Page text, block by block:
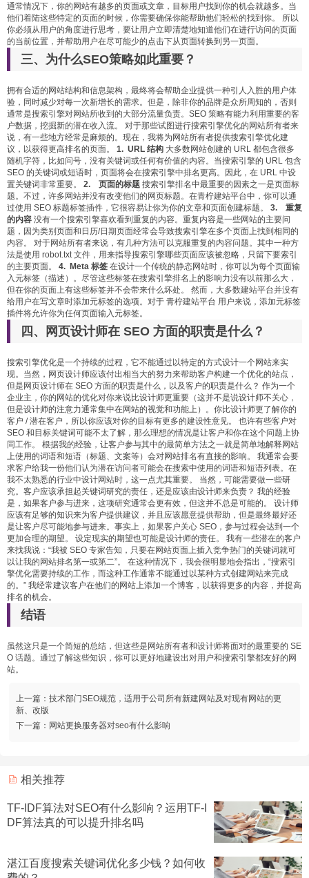
通常情况下，你的网站有越多的页面或文章，目标用户找到你的机会就越多。当
他们着陆这些特定的页面的时候，你需要确保你能帮助他们轻松的找到你。 所以
你必须从用户的角度进行思考，要让用户立即清楚地知道他们在进行访问的页面
的当前位置，并帮助用户在尽可能少的点击下从页面转换到另一页面。
三、为什么SEO策略如此重要？
拥有合适的网站结构和信息架构，最终将会帮助企业提供一种引人入胜的用户体
验，同时减少对每一次新增长的需求。但是，除非你的品牌是众所周知的，否则
通常是搜索引擎对网站所收到的大部分流量负责。SEO 策略有能力利用重要的客
户数据，挖掘新的潜在收入流。 对于那些试图进行搜索引擎优化的网站所有者来
说，有一些地方经常是麻烦的。现在，我将为网站所有者提供搜索引擎优化建
议，以获得更高排名的页面。 1. URL 结构 大多数网站创建的 URL 都包含很多
随机字符，比如问号，没有关键词或任何有价值的内容。当搜索引擎的 URL 包含
SEO 的关键词或短语时，页面将会在搜索引擎中排名更高。因此，在 URL 中设
置关键词非常重要。 2. 页面的标题 搜索引擎排名中最重要的因素之一是页面标
题。不过，许多网站并没有改变他们的网页标题。在青柠建站平台中，你可以通
过使用 SEO 标题标签插件，它很容易让你为你的文章和页面创建标题。 3. 重复
的内容 没有一个搜索引擎喜欢看到重复的内容。重复内容是一些网站的主要问
题，因为类别页面和日历/日期页面经常会导致搜索引擎在多个页面上找到相同的
内容。 对于网站所有者来说，有几种方法可以克服重复的内容问题。其中一种方
法是使用 robot.txt 文件，用来指导搜索引擎哪些页面应该被忽略，只留下要索引
的主要页面。 4. Meta 标签 在设计一个传统的静态网站时，你可以为每个页面输
入元标签（描述）。尽管这些标签在搜索引擎排名上的影响力没有以前那么大，
但在你的页面上有这些标签并不会带来什么坏处。 然而，大多数建站平台并没有
给用户在写文章时添加元标签的选项。对于 青柠建站平台 用户来说，添加元标签
插件将允许你为任何页面输入元标签。
四、网页设计师在 SEO 方面的职责是什么？
搜索引擎优化是一个持续的过程，它不能通过以特定的方式设计一个网站来实
现。当然，网页设计师应该付出相当大的努力来帮助客户构建一个优化的站点，
但是网页设计师在 SEO 方面的职责是什么，以及客户的职责是什么？ 作为一个
企业主，你的网站的优化对你来说比设计师更重要（这并不是说设计师不关心，
但是设计师的注意力通常集中在网站的视觉和功能上）。你比设计师更了解你的
客户 / 潜在客户，所以你应该对你的目标有更多的建设性意见。 也许有些客户对
SEO 和目标关键词可能不太了解，那么理想的情况是让客户和你在这个问题上协
同工作。 根据我的经验，让客户参与其中的最简单方法之一就是简单地解释网站
上使用的词语和短语（标题、文案等）会对网站排名有直接的影响。 我通常会要
求客户给我一份他们认为潜在访问者可能会在搜索中使用的词语和短语列表。在
我不太熟悉的行业中设计网站时，这一点尤其重要。 当然，可能需要做一些研
究。客户应该承担起关键词研究的责任，还是应该由设计师来负责？ 我的经验
是，如果客户参与进来，这项研究通常会更有效，但这并不总是可能的。 设计师
应该有足够的知识来为客户提供建议，并且应该愿意提供帮助，但是最终最好还
是让客户尽可能地参与进来。事实上，如果客户关心 SEO，参与过程会达到一个
更加合理的期望。 设定现实的期望也可能是设计师的责任。 我有一些潜在的客户
来找我说：“我被 SEO 专家告知，只要在网站页面上插入竞争热门的关键词就可
以让我的网站排名第一或第二”。 在这种情况下，我会很明显地会指出，“搜索引
擎优化需要持续的工作，而这种工作通常不能通过以某种方式创建网站来完成
的。” 我经常建议客户在他们的网站上添加一个博客，以获得更多的内容，并提高
排名的机会。
结语
虽然这只是一个简短的总结，但这些是网站所有者和设计师将面对的最重要的 SE
O 话题。通过了解这些知识，你可以更好地建设出对用户和搜索引擎都友好的网
站。
上一篇： 技术部门SEO规范，适用于公司所有新建网站及对现有网站的更
新、改版
下一篇： 网站更换服务器对seo有什么影响
相关推荐
TF-IDF算法对SEO有什么影响？运用TF-I
DF算法真的可以提升排名吗
湛江百度搜索关键词优化多少钱？如何收